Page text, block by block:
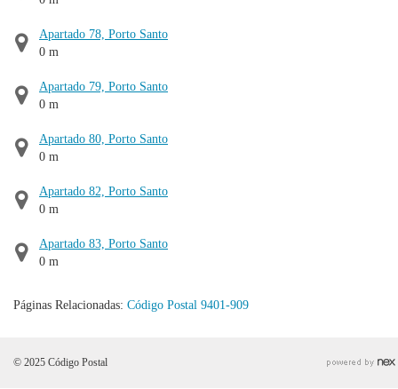
Apartado 78, Porto Santo
0 m
Apartado 79, Porto Santo
0 m
Apartado 80, Porto Santo
0 m
Apartado 82, Porto Santo
0 m
Apartado 83, Porto Santo
0 m
Páginas Relacionadas: Código Postal 9401-909
© 2025 Código Postal